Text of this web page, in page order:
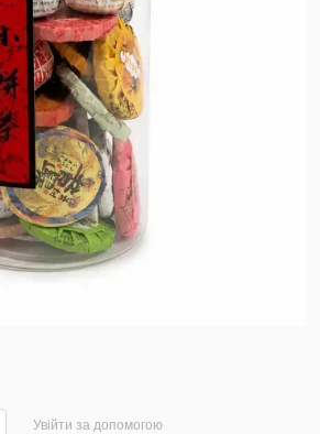
Увійти за допомогою